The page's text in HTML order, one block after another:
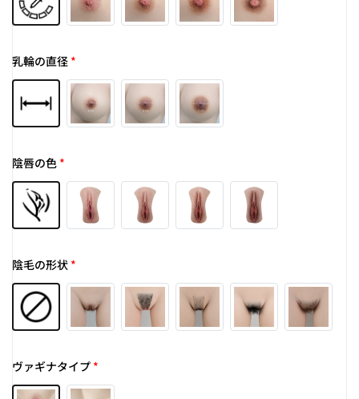
乳輪の直径 *
陰唇の色 *
陰毛の形状 *
ヴァギナタイプ *